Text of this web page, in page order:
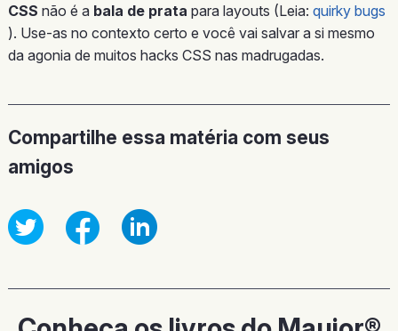
CSS não é a bala de prata para layouts (Leia: quirky bugs
). Use-as no contexto certo e você vai salvar a si mesmo
da agonia de muitos hacks CSS nas madrugadas.
Compartilhe essa matéria com seus
amigos